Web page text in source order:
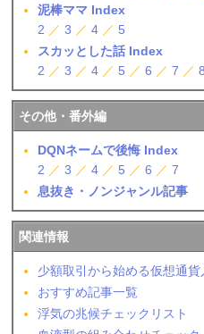
泥棒ママ Index
2 ／3 ／4 ／ 5
スカッとした話 Index
2 ／3 ／4 ／ 5 ／6 ／7 ／8
その他・番外編
DQNネームで後悔 Index
2 ／3 ／4 ／ 5 ／6 ／7
息抜き・ノンジャンル記事
関連情報
少額取引から始める仮想通貨
おすすめ記事一覧
浮気の兆候チェックリスト